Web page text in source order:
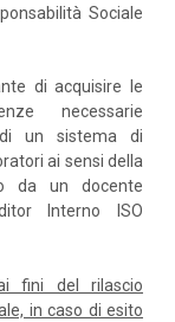
Sociale
di acquisire le
necessarie
un sistema di
ai sensi della
da un docente
Interno ISO
fini del rilascio
in caso di esito